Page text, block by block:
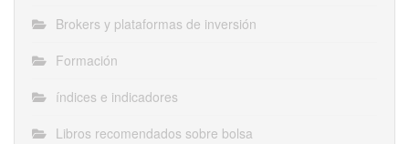
Brokers y plataformas de inversión
Formación
índices e indicadores
Libros recomendados sobre bolsa